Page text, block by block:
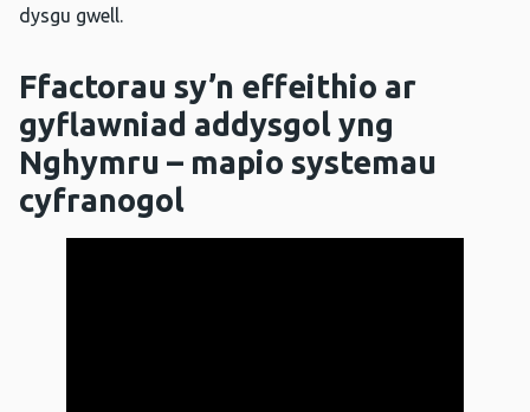
dysgu gwell.
Ffactorau sy’n effeithio ar
gyflawniad addysgol yng
Nghymru – mapio systemau
cyfranogol